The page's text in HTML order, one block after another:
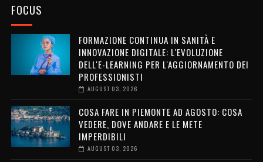
FOCUS
FORMAZIONE CONTINUA IN SANITÀ E
INNOVAZIONE DIGITALE: L'EVOLUZIONE
DELL'E-LEARNING PER L'AGGIORNAMENTO DEI
PROFESSIONISTI
AUGUST 03, 2026
COSA FARE IN PIEMONTE AD AGOSTO: COSA
VEDERE, DOVE ANDARE E LE METE
IMPERDIBILI
AUGUST 03, 2026